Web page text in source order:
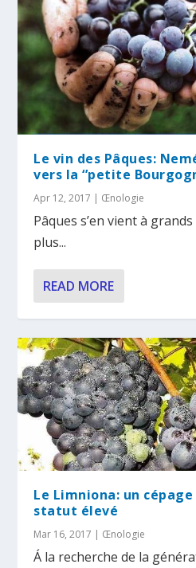
Le vin des Pâques:
vers la ‘’petite
Apr 12, 2017 | Œnologie
Pâques s’en vient à grands
plus...
READ MORE
Le Limniona: un
statut élevé
Mar 16, 2017 | Œnologie
Á la recherche de la